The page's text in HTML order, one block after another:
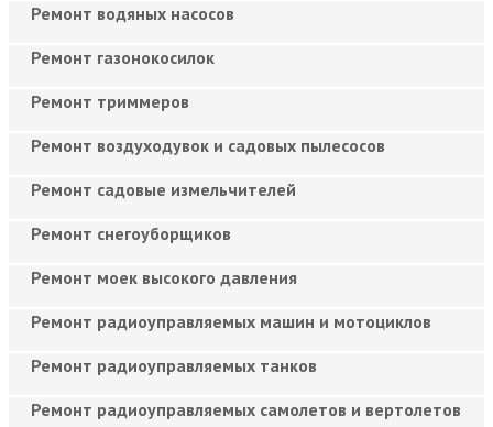
Ремонт водяных насосов
Ремонт газонокосилок
Ремонт триммеров
Ремонт воздуходувок и садовых пылесосов
Ремонт садовые измельчителей
Ремонт снегоуборщиков
Ремонт моек высокого давления
Ремонт радиоуправляемых машин и мотоциклов
Ремонт радиоуправляемых танков
Ремонт радиоуправляемых самолетов и вертолетов